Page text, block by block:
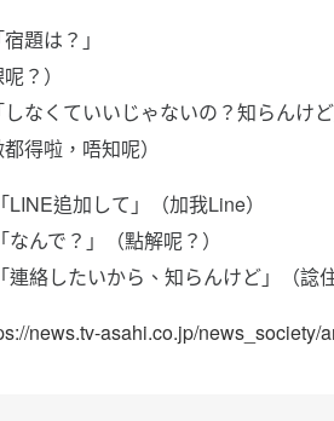
題は？」
？）
なくていいじゃないの？知らんけど
都得啦，唔知呢）
「LINE追加して」（加我Line）
「なんで？」（點解呢？）
「連絡したいから、知らんけど」（諗
news.tv-asahi.co.jp/